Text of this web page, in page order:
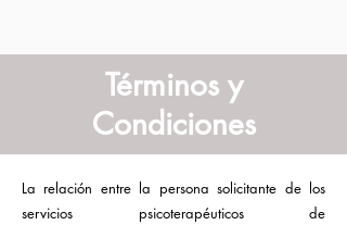
Términos y
Condiciones
La relación entre la persona solicitante de los
servicios psicoterapéuticos de